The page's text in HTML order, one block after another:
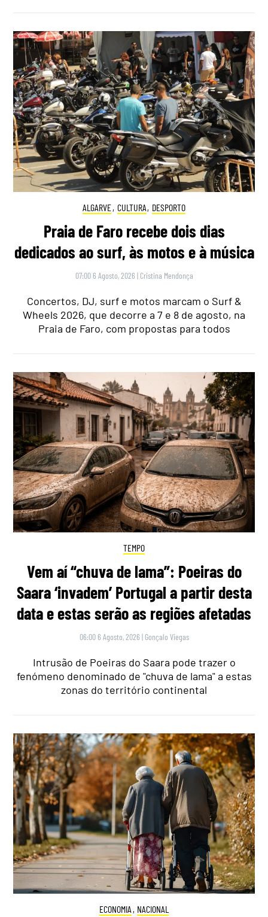
ALGARVE, CULTURA, DESPORTO
Praia de Faro recebe dois dias
dedicados ao surf, às motos e à música
07:00 6 Agosto, 2026 | Cristina Mendonça
Concertos, DJ, surf e motos marcam o Surf &
Wheels 2026, que decorre a 7 e 8 de agosto, na
Praia de Faro, com propostas para todos
TEMPO
Vem aí “chuva de lama”: Poeiras do
Saara ‘invadem’ Portugal a partir desta
data e estas serão as regiões afetadas
06:00 6 Agosto, 2026 | Gonçalo Viegas
Intrusão de Poeiras do Saara pode trazer o
fenómeno denominado de "chuva de lama" a estas
zonas do território continental
ECONOMIA , NACIONAL